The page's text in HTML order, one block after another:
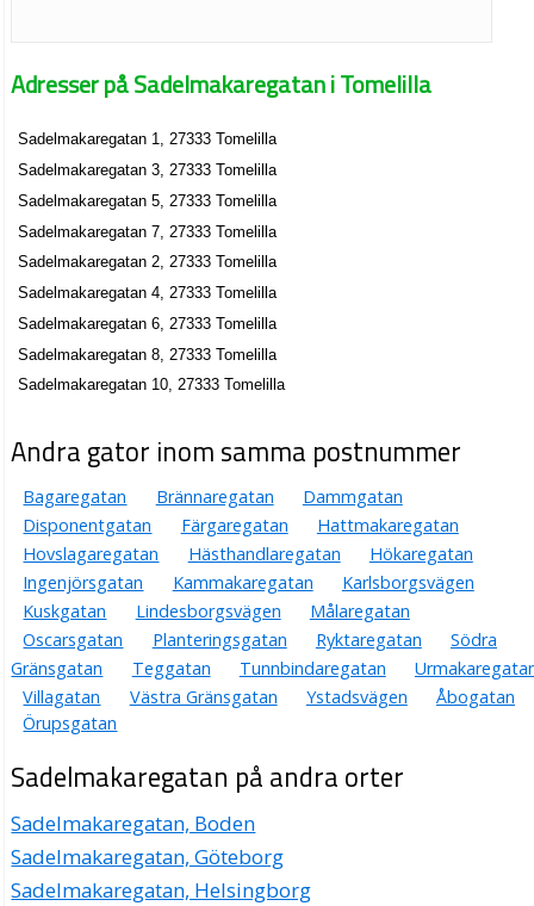
Adresser på Sadelmakaregatan i Tomelilla
Sadelmakaregatan 1, 27333 Tomelilla
Sadelmakaregatan 3, 27333 Tomelilla
Sadelmakaregatan 5, 27333 Tomelilla
Sadelmakaregatan 7, 27333 Tomelilla
Sadelmakaregatan 2, 27333 Tomelilla
Sadelmakaregatan 4, 27333 Tomelilla
Sadelmakaregatan 6, 27333 Tomelilla
Sadelmakaregatan 8, 27333 Tomelilla
Sadelmakaregatan 10, 27333 Tomelilla
Andra gator inom samma postnummer
Bagaregatan Brännaregatan
Dammgatan
Disponentgatan
Färgaregatan
Hattmakaregatan
Hovslagaregatan
Hästhandlaregatan
Hökaregatan
Ingenjörsgatan
Kammakaregatan
Karlsborgsvägen
Kuskgatan
Lindesborgsvägen
Målaregatan
Oscarsgatan
Planteringsgatan Ryktaregatan
Södra
Gränsgatan
Teggatan Tunnbindaregatan
Villagatan
Västra Gränsgatan Ystadsvägen
Åbogatan
Örupsgatan
Sadelmakaregatan på andra orter
Sadelmakaregatan, Boden
Sadelmakaregatan, Göteborg
Sadelmakaregatan, Helsingborg